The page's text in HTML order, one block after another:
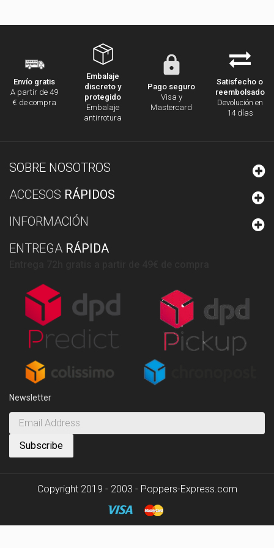
Envío gratis
A partir de 49
€ de compra
Embalaje
discreto y
protegido
Embalaje
antirrotura
Pago seguro
Visa y
Mastercard
Satisfecho o
reembolsado
Devolución en
14 días
SOBRE NOSOTROS
ACCESOS RÁPIDOS
INFORMACIÓN
ENTREGA RÁPIDA
Newsletter
Copyright 2019 - 2003 - Poppers-Express.com